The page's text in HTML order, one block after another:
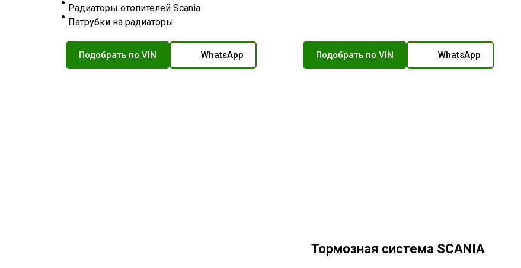
Радиаторы отопителей Scania
Патрубки на радиаторы
Подобрать по VIN WhatsApp Подобрать по VIN WhatsApp
Тормозная система SCANIA